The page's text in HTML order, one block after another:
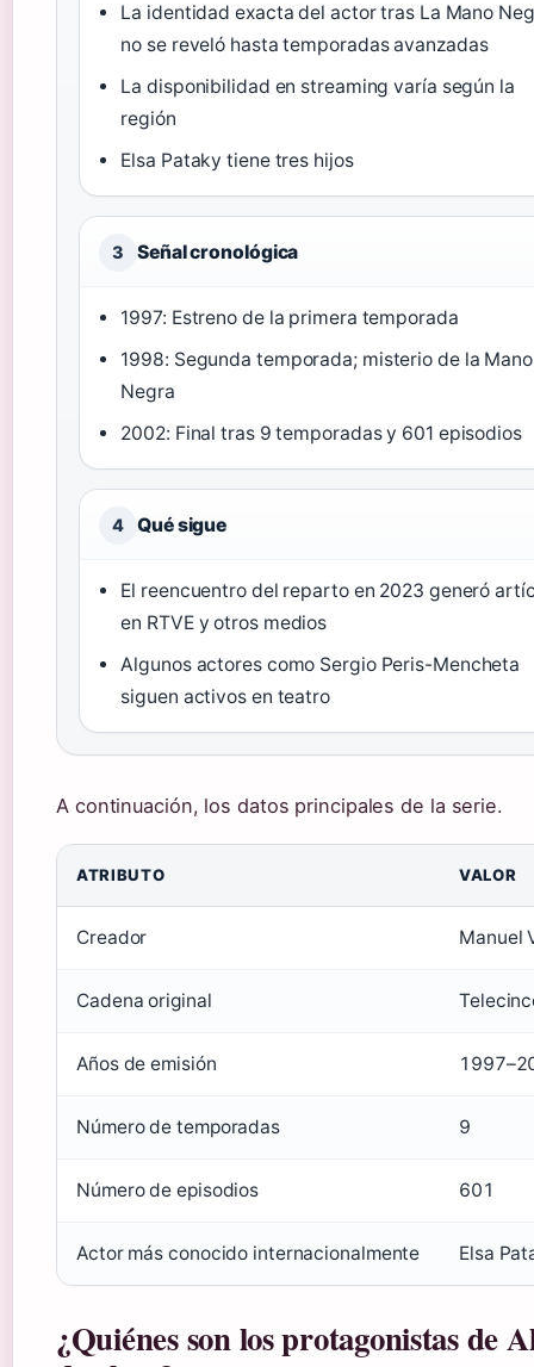
La identidad exacta del actor tras La Mano
no se reveló hasta temporadas avanzadas
La disponibilidad en streaming varía según la
región
Elsa Pataky tiene tres hijos
3 Señal cronológica
1997: Estreno de la primera temporada
1998: Segunda temporada; misterio de la Mano
Negra
2002: Final tras 9 temporadas y 601 episodios
4 Qué sigue
El reencuentro del reparto en 2023 generó
en RTVE y otros medios
Algunos actores como Sergio Peris-Mencheta
siguen activos en teatro
A continuación, los datos principales de la serie.
ATRIBUTO VALOR
Creador Manuel
Cadena original
Años de emisión
Número de temporadas 9
Número de episodios 601
Actor más conocido internacionalmente Elsa
¿Quiénes son los protagonistas de